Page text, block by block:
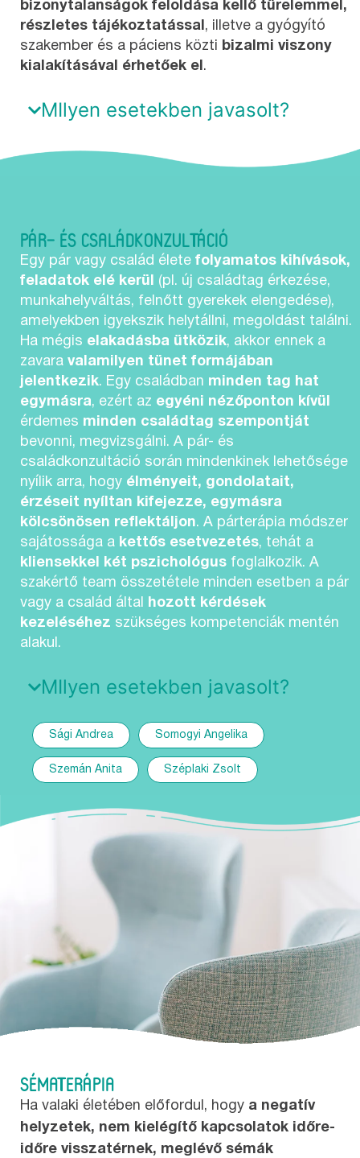
bizonytalanságok feloldása kellő türelemmel,
részletes tájékoztatással , illetve a gyógyító
szakember és a páciens közti bizalmi viszony
kialakításával érhetőek el .
MIlyen esetekben javasolt?
PÁR- ÉS CSALÁDKONZULTÁCIÓ
Egy pár vagy család élete folyamatos kihívások,
feladatok elé kerül
(pl. új családtag érkezése,
munkahelyváltás, felnőtt gyerekek elengedése),
amelyekben igyekszik helytállni, megoldást találni.
Ha mégis elakadásba ütközik, akkor ennek a
zavara valamilyen tünet formájában
jelentkezik. Egy családban minden tag hat
egymásra, ezért az egyéni nézőponton kívül
érdemes minden családtag szempontját
bevonni, megvizsgálni. A pár- és
családkonzultáció során mindenkinek lehetősége
nyílik arra, hogy élményeit, gondolatait,
érzéseit nyíltan kifejezze, egymásra
kölcsönösen reflektáljon. A párterápia módszer
sajátossága a kettős esetvezetés, tehát a
kliensekkel két pszichológus foglalkozik. A
szakértő team összetétele minden esetben a pár
vagy a család által
hozott kérdések
kezeléséhez szükséges kompetenciák mentén
alakul.
MIlyen esetekben javasolt?
Sági Andrea Somogyi Angelika
Szemán Anita Széplaki Zsolt
SÉMATERÁPIA
Ha valaki életében előfordul, hogy a negatív
helyzetek, nem kielégítő kapcsolatok időre-
időre visszatérnek, meglévő sémák